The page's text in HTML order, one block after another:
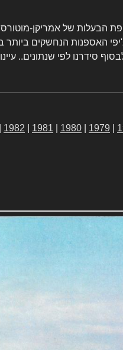
תום תקופת הבעלות של אמריקן-
האספנות הנחשקים
סידרנו לפי שנתונים..
1979
1980
1981
1982